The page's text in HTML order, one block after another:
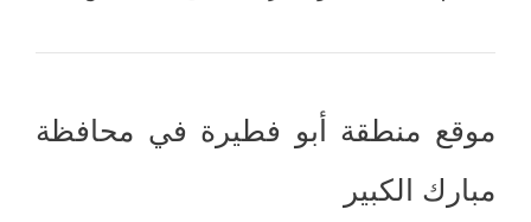
موقع منطقة أبو فطيرة في محافظة
مبارك الكبير